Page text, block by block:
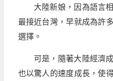
大陸新娘，因為語言
最接近台灣，早就成為許
選擇。
可是，隨著大陸經濟
也以驚人的速度成長，使